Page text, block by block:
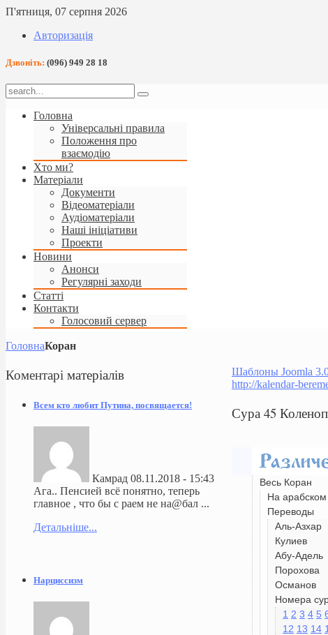
П'ятниця, 07 серпня 2026
Авторизація
Дзвоніть: (096) 949 28 18
Головна
Універсальні правила
Положення про
взаємодію
Хто ми?
Матеріали
Документи
Відеоматеріали
Аудіоматеріали
Наші ініціативи
Проекти
Новини
Анонси
Регулярні заходи
Статті
Контакти
Голосовий сервер
ГоловнаКоран
Шаблоны Joomla
http://kalendar-
Сура 45
Весь Коран
На арабском
Переводы
Аль-Азхар
Кулиев
Абу-Адель
Порохова
Османов
Номера
1 2 3 4 5
12 13 14
Коментарі матеріалів
Всем кто любит Путина, посвящается!
Камрад 08.11.2018 - 15:43
Ага.. Пенсией всё понятно, теперь
главное , что бы с раем не на@бал ...
Детальніше...
Нарциссизм